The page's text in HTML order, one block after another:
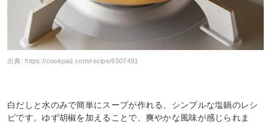
出典:https://cookpad.com/recipe/6507491
白だしと水のみで簡単にスープが作れる、シンプルな塩鍋のレシ
ピです。ゆず胡椒を加えることで、爽やかな風味が感じられま